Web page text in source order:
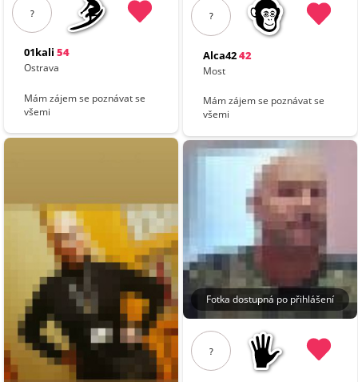
?
01kali 54
Ostrava
Mám zájem se poznávat se
všemi
?
Alca4242
Most
Mám zájem se poznávat se
všemi
Fotka dostupná po přihlášení
?